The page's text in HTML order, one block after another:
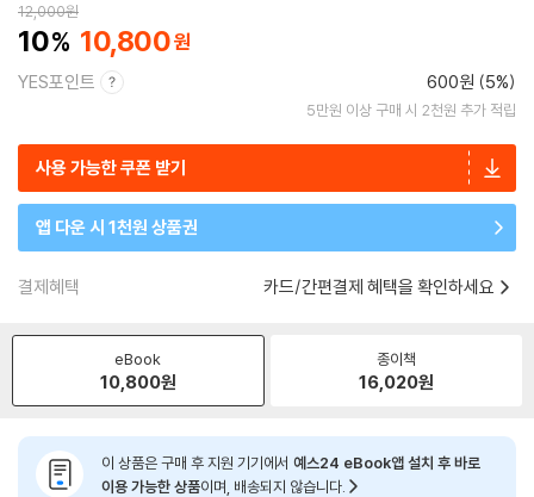
12,000원
10 10,800
YES포인트 600원 (5%)
5만원 이상 구매 시 2천원 추가 적립
사용 가능한 쿠폰 받기
앱 다운 시 1천원 상품권
결제혜택 카드/간편결제 혜택을 확인하세요
eBook
10,800원
종이책
16,020원
이 상품은 구매 후 지원 기기에서 예스24 eBook앱 설치 후 바로
이용 가능한 상품이며, 배송되지 않습니다.